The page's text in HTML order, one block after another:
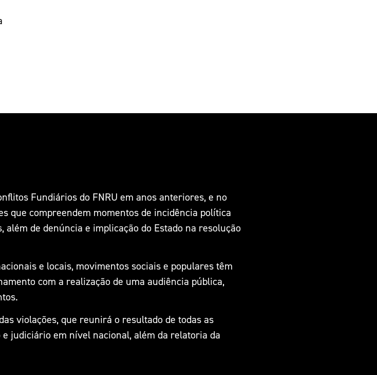
Fundiários do FNRU em anos anteriores, e no
que compreendem momentos de incidência política
de denúncia e implicação do Estado na resolução
e locais, movimentos sociais e populares têm
com a realização de uma audiência pública,
violações, que reunirá o resultado de todas as
judiciário em nível nacional, além da relatoria da